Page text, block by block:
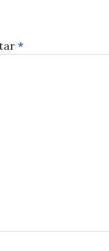
*